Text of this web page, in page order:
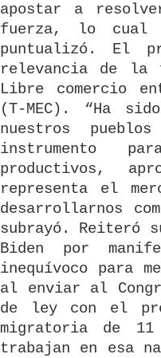
apostar a
fuerza, lo cual
puntualizó. El
relevancia de
Libre comercio
(T-MEC). “Ha
nuestros
instrumento
productivos,
representa el
desarrollarnos
subrayó. Reiteró
Biden por
inequívoco para
al enviar al
de ley con el
migratoria de
trabajan en esa